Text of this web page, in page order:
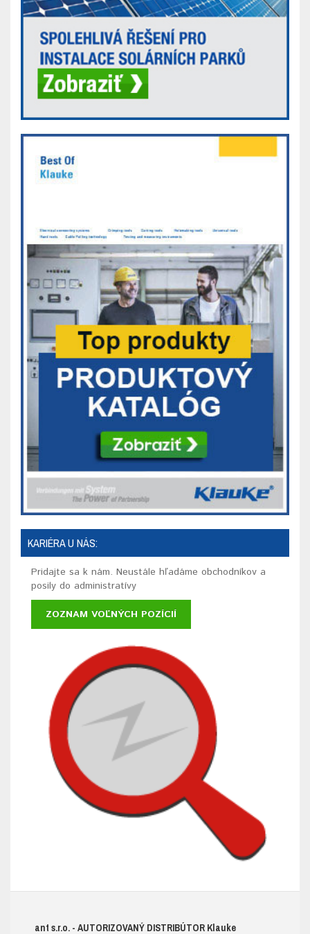
KARIÉRA U NÁS:
Pridajte sa k nám. Neustále hľadáme obchodníkov a
posily do administratívy
ZOZNAM VOĽNÝCH POZÍCIÍ
ant s.r.o. - AUTORIZOVANÝ DISTRIBÚTOR Klauke